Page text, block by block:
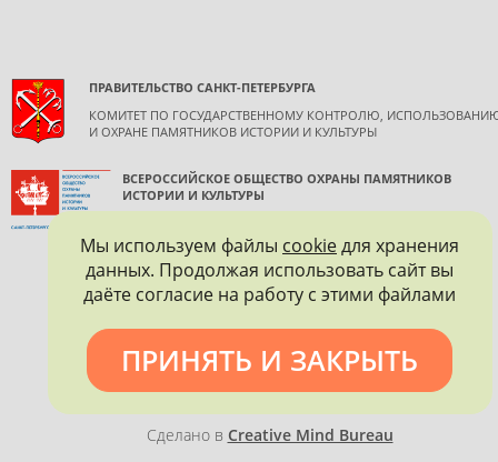
ПРАВИТЕЛЬСТВО САНКТ-ПЕТЕРБУРГА
КОМИТЕТ ПО ГОСУДАРСТВЕННОМУ КОНТРОЛЮ,
И ОХРАНЕ ПАМЯТНИКОВ ИСТОРИИ И КУЛЬТУРЫ
ВСЕРОССИЙСКОЕ ОБЩЕСТВО ОХРАНЫ ПАМЯТНИКОВ
ИСТОРИИ И КУЛЬТУРЫ
Политика конфиденциальности
Сделано в Creative Mind Bureau
Мы используем файлы cookieдля хранения
данных. Продолжая использовать сайт вы
даёте согласие на работу с этими файлами
ПРИНЯТЬ И ЗАКРЫТЬ